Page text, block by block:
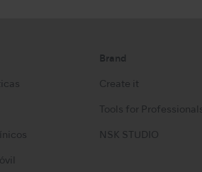
Brand
Create it
Tools for
NSK STUDIO